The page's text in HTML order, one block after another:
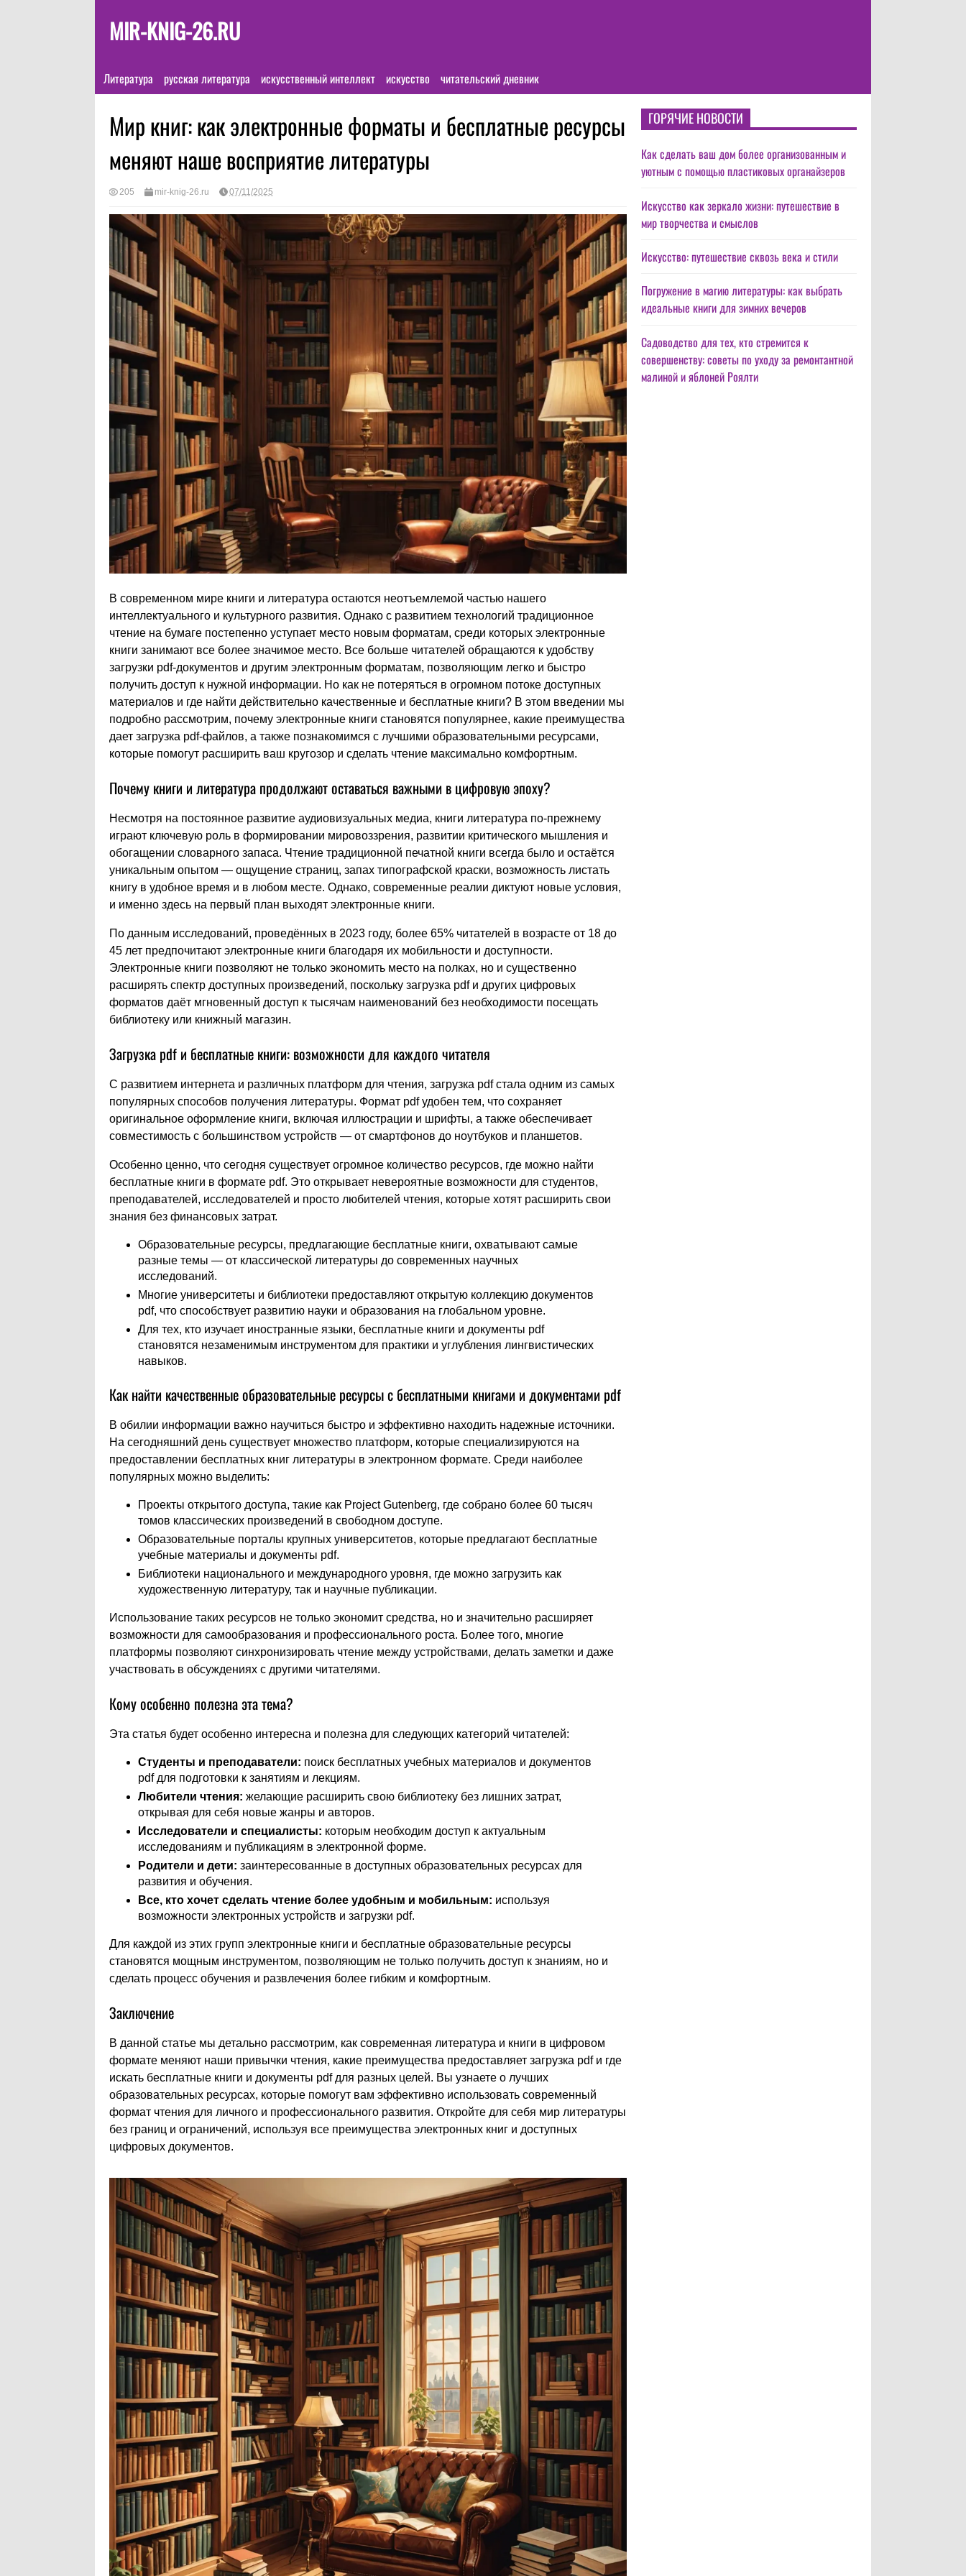
MIR-KNIG-26.RU
Литература русская литература искусственный интеллект искусство читательский дневник
Мир книг: как электронные форматы и бесплатные ресурсы
меняют наше восприятие литературы
205 mir-knig-26.ru 07/11/2025
В современном мире книги и литература остаются неотъемлемой частью нашего
интеллектуального и культурного развития. Однако с развитием технологий традиционное
чтение на бумаге постепенно уступает место новым форматам, среди которых электронные
книги занимают все более значимое место. Все больше читателей обращаются к удобству
загрузки pdf-документов и другим электронным форматам, позволяющим легко и быстро
получить доступ к нужной информации. Но как не потеряться в огромном потоке доступных
материалов и где найти действительно качественные и бесплатные книги? В этом введении мы
подробно рассмотрим, почему электронные книги становятся популярнее, какие преимущества
дает загрузка pdf-файлов, а также познакомимся с лучшими образовательными ресурсами,
которые помогут расширить ваш кругозор и сделать чтение максимально комфортным.
Почему книги и литература продолжают оставаться важными в цифровую эпоху?
Несмотря на постоянное развитие аудиовизуальных медиа, книги литература по-прежнему
играют ключевую роль в формировании мировоззрения, развитии критического мышления и
обогащении словарного запаса. Чтение традиционной печатной книги всегда было и остаётся
уникальным опытом — ощущение страниц, запах типографской краски, возможность листать
книгу в удобное время и в любом месте. Однако, современные реалии диктуют новые условия,
и именно здесь на первый план выходят электронные книги.
По данным исследований, проведённых в 2023 году, более 65% читателей в возрасте от 18 до
45 лет предпочитают электронные книги благодаря их мобильности и доступности.
Электронные книги позволяют не только экономить место на полках, но и существенно
расширять спектр доступных произведений, поскольку загрузка pdf и других цифровых
форматов даёт мгновенный доступ к тысячам наименований без необходимости посещать
библиотеку или книжный магазин.
Загрузка pdf и бесплатные книги: возможности для каждого читателя
С развитием интернета и различных платформ для чтения, загрузка pdf стала одним из самых
популярных способов получения литературы. Формат pdf удобен тем, что сохраняет
оригинальное оформление книги, включая иллюстрации и шрифты, а также обеспечивает
совместимость с большинством устройств — от смартфонов до ноутбуков и планшетов.
Особенно ценно, что сегодня существует огромное количество ресурсов, где можно найти
бесплатные книги в формате pdf. Это открывает невероятные возможности для студентов,
преподавателей, исследователей и просто любителей чтения, которые хотят расширить свои
знания без финансовых затрат.
Образовательные ресурсы, предлагающие бесплатные книги, охватывают самые
разные темы — от классической литературы до современных научных
исследований.
Многие университеты и библиотеки предоставляют открытую коллекцию документов
pdf, что способствует развитию науки и образования на глобальном уровне.
Для тех, кто изучает иностранные языки, бесплатные книги и документы pdf
становятся незаменимым инструментом для практики и углубления лингвистических
навыков.
Как найти качественные образовательные ресурсы с бесплатными книгами и документами pdf
В обилии информации важно научиться быстро и эффективно находить надежные источники.
На сегодняшний день существует множество платформ, которые специализируются на
предоставлении бесплатных книг литературы в электронном формате. Среди наиболее
популярных можно выделить:
Проекты открытого доступа, такие как Project Gutenberg, где собрано более 60 тысяч
томов классических произведений в свободном доступе.
Образовательные порталы крупных университетов, которые предлагают бесплатные
учебные материалы и документы pdf.
Библиотеки национального и международного уровня, где можно загрузить как
художественную литературу, так и научные публикации.
Использование таких ресурсов не только экономит средства, но и значительно расширяет
возможности для самообразования и профессионального роста. Более того, многие
платформы позволяют синхронизировать чтение между устройствами, делать заметки и даже
участвовать в обсуждениях с другими читателями.
Кому особенно полезна эта тема?
Эта статья будет особенно интересна и полезна для следующих категорий читателей:
Студенты и преподаватели: поиск бесплатных учебных материалов и документов
pdf для подготовки к занятиям и лекциям.
Любители чтения: желающие расширить свою библиотеку без лишних затрат,
открывая для себя новые жанры и авторов.
Исследователи и специалисты: которым необходим доступ к актуальным
исследованиям и публикациям в электронной форме.
Родители и дети: заинтересованные в доступных образовательных ресурсах для
развития и обучения.
Все, кто хочет сделать чтение более удобным и мобильным: используя
возможности электронных устройств и загрузки pdf.
Для каждой из этих групп электронные книги и бесплатные образовательные ресурсы
становятся мощным инструментом, позволяющим не только получить доступ к знаниям, но и
сделать процесс обучения и развлечения более гибким и комфортным.
Заключение
В данной статье мы детально рассмотрим, как современная литература и книги в цифровом
формате меняют наши привычки чтения, какие преимущества предоставляет загрузка pdf и где
искать бесплатные книги и документы pdf для разных целей. Вы узнаете о лучших
образовательных ресурсах, которые помогут вам эффективно использовать современный
формат чтения для личного и профессионального развития. Откройте для себя мир литературы
без границ и ограничений, используя все преимущества электронных книг и доступных
цифровых документов.
ГОРЯЧИЕ НОВОСТИ
Как сделать ваш дом более организованным и
уютным с помощью пластиковых органайзеров
Искусство как зеркало жизни: путешествие в
мир творчества и смыслов
Искусство: путешествие сквозь века и стили
Погружение в магию литературы: как выбрать
идеальные книги для зимних вечеров
Садоводство для тех, кто стремится к
совершенству: советы по уходу за ремонтантной
малиной и яблоней Роялти